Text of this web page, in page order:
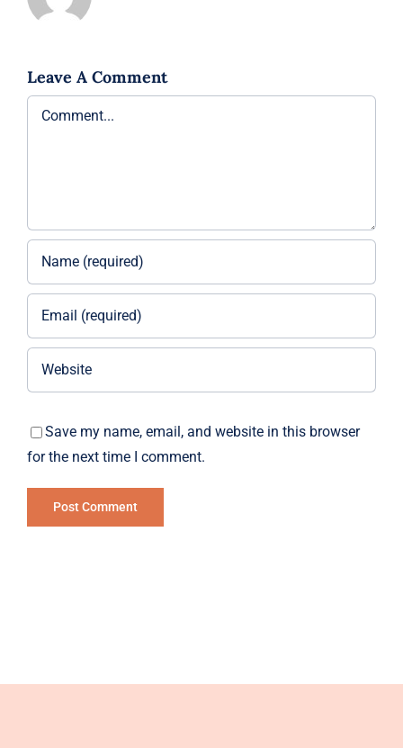
Leave A Comment
Comment
Save my name, email, and website in this browser
for the next time I comment.